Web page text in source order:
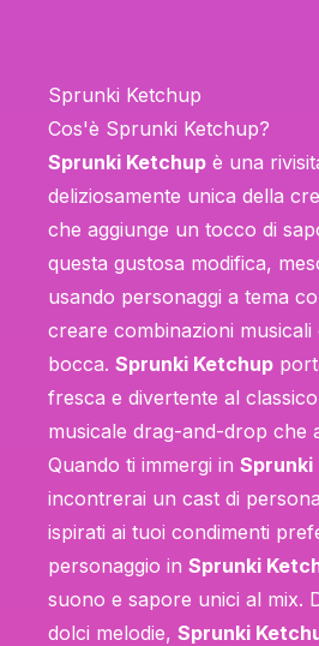
Sprunki Ketchup
Cos'è Sprunki Ketchup?
Sprunki Ketchup è una
deliziosamente unica della
che aggiunge un tocco di
questa gustosa modifica,
usando personaggi a tema
creare combinazioni musicali
bocca. Sprunki Ketchup
fresca e divertente al
musicale drag-and-drop che
Quando ti immergi in Sprunki
incontrerai un cast di
ispirati ai tuoi condimenti
personaggio in Sprunki
suono e sapore unici al mix.
dolci melodie, Sprunki